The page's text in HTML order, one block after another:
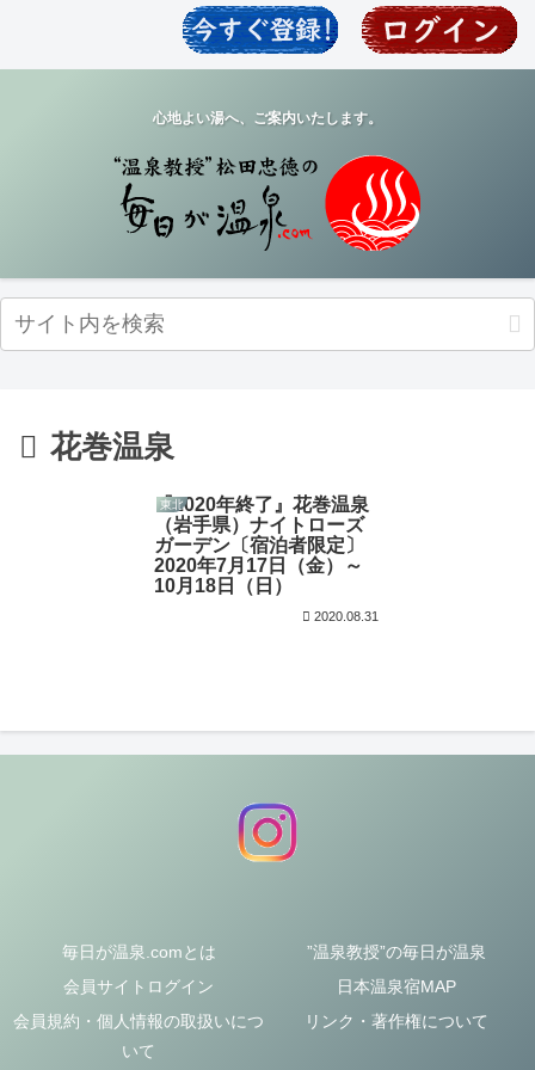
心地よい湯へ、ご案内いたします。
花巻温泉
東北
『2020年終了』花巻温泉
（岩手県）ナイトローズ
ガーデン〔宿泊者限定〕
2020年7月17日（金）～
10月18日（日）
2020.08.31
毎日が温泉.comとは
”温泉教授”の毎日が温泉
会員サイトログイン
日本温泉宿MAP
会員規約・個人情報の取扱いにつ
いて
リンク・著作権について